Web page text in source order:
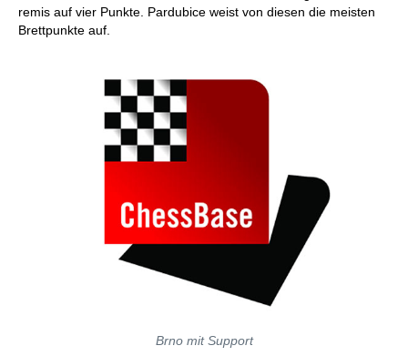
remis auf vier Punkte. Pardubice weist von diesen die meisten
Brettpunkte auf.
Brno mit Support